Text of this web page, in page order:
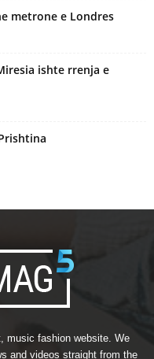
metrone e Londres
ishte rrenja e
music fashion website. We
and videos straight from the